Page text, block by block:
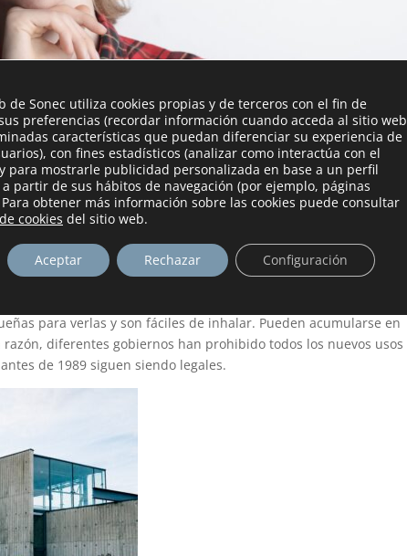
que se encuentran naturalmente en la tierra. Estos
por muchas razones.
al calor, al fuego, a los productos químicos y a la
de construcción de viviendas y negocios, piezas de
el amianto se separan fácilmente en pedazos diminutos
para verlas y son fáciles de inhalar. Pueden acumularse en
diferentes gobiernos han prohibido todos los nuevos usos
de 1989 siguen siendo legales.
de Sonec utiliza cookies propias y de terceros con el fin de
preferencias (recordar información cuando acceda al sitio web
características que puedan diferenciar su experiencia de
con fines estadísticos (analizar como interactúa con el
para mostrarle publicidad personalizada en base a un perfil
partir de sus hábitos de navegación (por ejemplo, páginas
obtener más información sobre las cookies puede consultar
cookies del sitio web.
Aceptar Rechazar Configuración